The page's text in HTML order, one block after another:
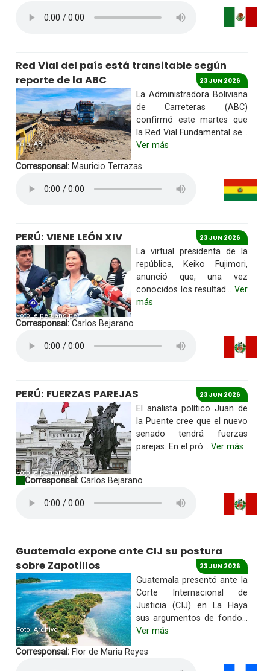
Red Vial del país está transitable según
reporte de la ABC
23 JUN 2026
Foto: ABI
La Administradora Boliviana
de Carreteras (ABC)
confirmó este martes que
la Red Vial Fundamental se...
Ver más
Corresponsal:Mauricio Terrazas
PERÚ: VIENE LEÓN XIV 23 JUN 2026
Foto: elperuano.pe
La virtual presidenta de la
república, Keiko Fujimori,
anunció que, una vez
conocidos los resultad... Ver
más
Corresponsal:Carlos Bejarano
PERÚ: FUERZAS PAREJAS 23 JUN 2026
Foto: elperuano.pe
El analista político Juan de
la Puente cree que el nuevo
senado tendrá fuerzas
parejas. En el pró... Ver más
Corresponsal:Carlos Bejarano
Guatemala expone ante CIJ su postura
sobre Zapotillos
23 JUN 2026
Foto: Archivo
Guatemala presentó ante la
Corte Internacional de
Justicia (CIJ) en La Haya
sus argumentos de fondo...
Ver más
Corresponsal:Flor de Maria Reyes